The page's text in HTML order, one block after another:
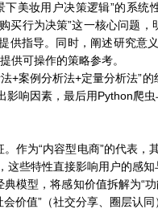
美妆用户决策逻辑”的系统
买行为决策”这一核心问题
供指导。同时，阐述研究意
供可操作的策略参考。
+案例分析法+定量分析法”
影响因素，最后用Python爬
作为“内容型电商”的代表，
这些特性直接影响用户的感
模型，将感知价值拆解为“
价值”（社交分享、圈层认